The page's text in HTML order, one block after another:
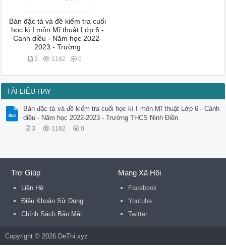
Bản đặc tả và đề kiểm tra cuối
học kì I môn Mĩ thuật Lớp 6 -
Cánh diều - Năm học 2022-
2023 - Trường
3 1182 0
TÀI LIỆU HAY
Bản đặc tả và đề kiểm tra cuối học kì I môn Mĩ thuật Lớp 6 - Cánh
diều - Năm học 2022-2023 - Trường THCS Ninh Điền
3 1182 0
Trợ Giúp
Liên Hệ
Điều Khoản Sử Dụng
Chính Sách Bảo Mật
Mạng Xã Hội
Facebook
Youtube
Twitter
Copyright © 2026 DeThi.xyz